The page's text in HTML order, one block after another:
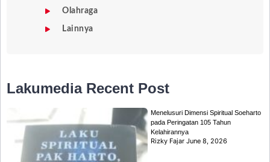
Olahraga
Lainnya
Lakumedia Recent Post
Menelusuri Dimensi Spiritual Soeharto
pada Peringatan 105 Tahun
Kelahirannya
Rizky FajarJune 8, 2026